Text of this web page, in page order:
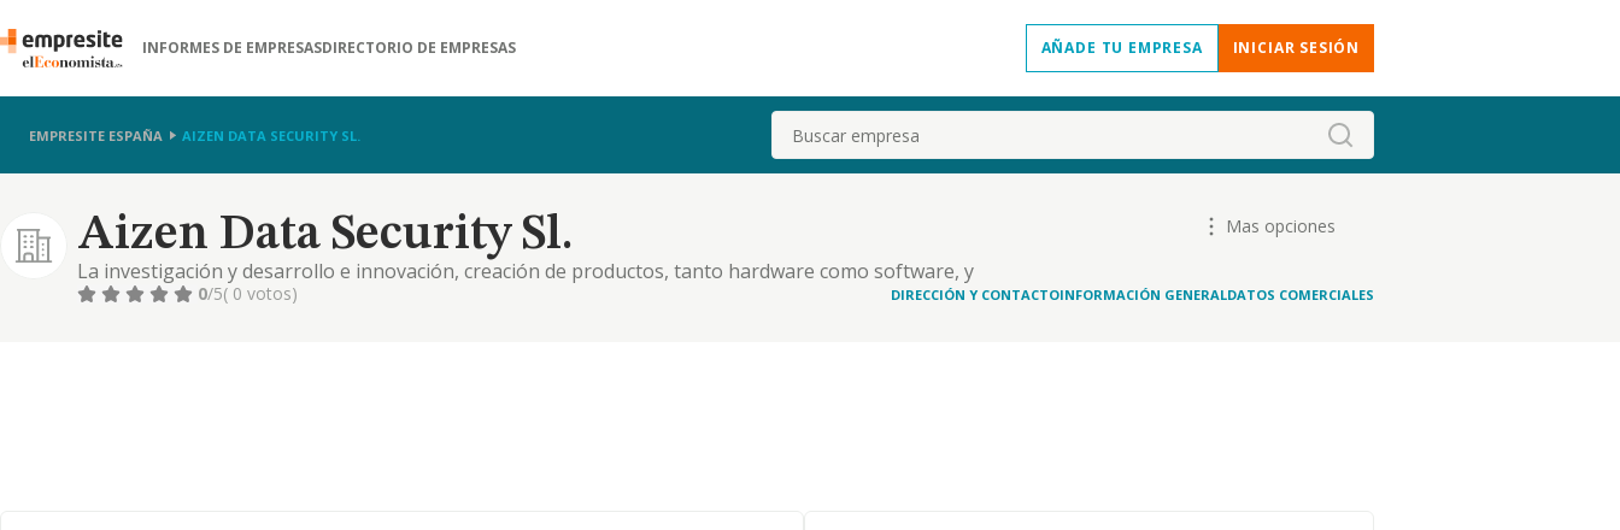
INFORMES DE EMPRESASDIRECTORIO DE EMPRESAS AÑADE TU EMPRESA INICIAR SESIÓN
EMPRESITE ESPAÑA AIZEN DATA SECURITY SL. Buscar
Aizen Data Security Sl.
La investigación y desarrollo e innovación, creación de productos, tanto hardware como software, y
suministro, despliegue y mantenimiento de los mismos. consultoría en todos los ámbitos
Mas opciones
0/5( 0 votos) DIRECCIÓN Y CONTACTOINFORMACIÓN GENERALDATOS COMERCIALES